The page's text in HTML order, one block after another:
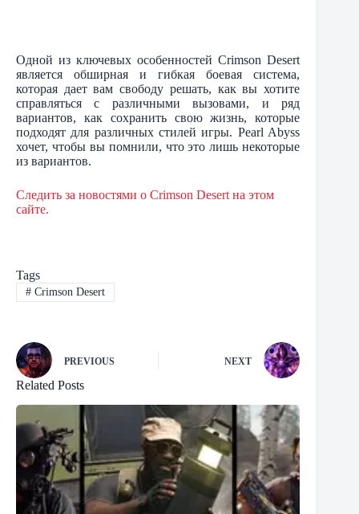
Одной из ключевых особенностей Crimson Desert
является обширная и гибкая боевая система,
которая дает вам свободу решать, как вы хотите
справляться с различными вызовами, и ряд
вариантов, как сохранить свою жизнь, которые
подходят для различных стилей игры. Pearl Abyss
хочет, чтобы вы помнили, что это лишь некоторые
из вариантов.
Следить за новостями о Crimson Desert на этом
сайте.
Tags
#Crimson Desert
PREVIOUS NEXT
Related Posts